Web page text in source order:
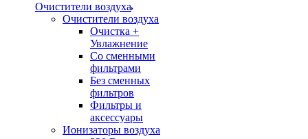
Очистители воздуха
Очистители воздуха
Очистка +
Увлажнение
Cо сменными
фильтрами
Без сменных
фильтров
Фильтры и
аксессуары
Ионизаторы воздуха